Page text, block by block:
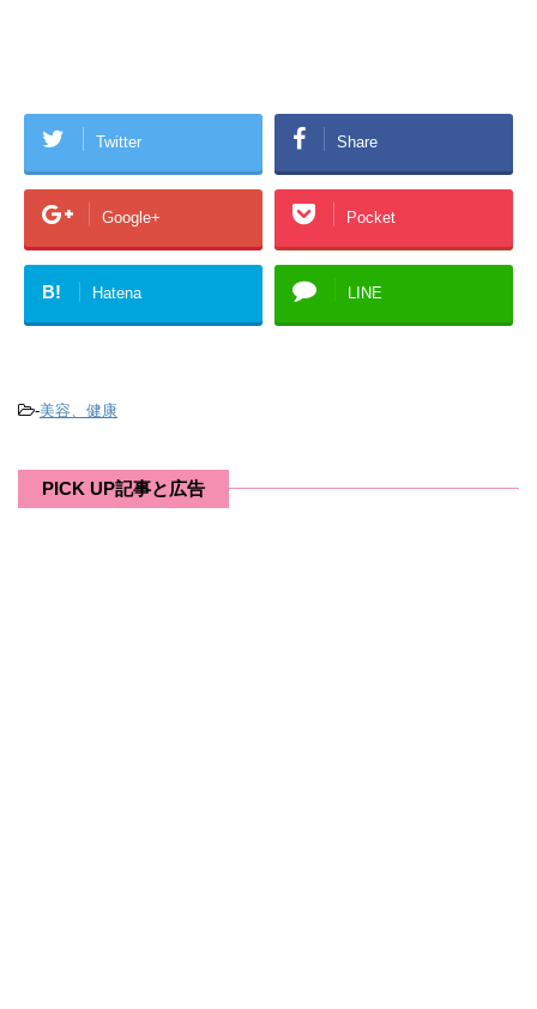
Twitter Share
Google+ Pocket
B! Hatena LINE
-美容、健康
PICK UP記事と広告